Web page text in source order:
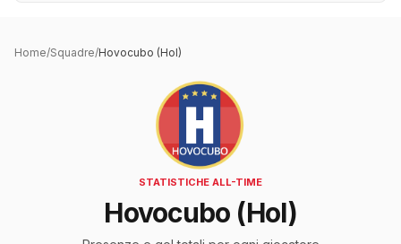
Home/Squadre/Hovocubo (Hol)
STATISTICHE ALL-TIME
Hovocubo (Hol)